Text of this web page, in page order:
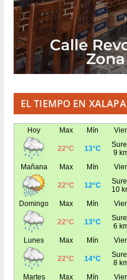
EL TIEMPO EN XALAPA